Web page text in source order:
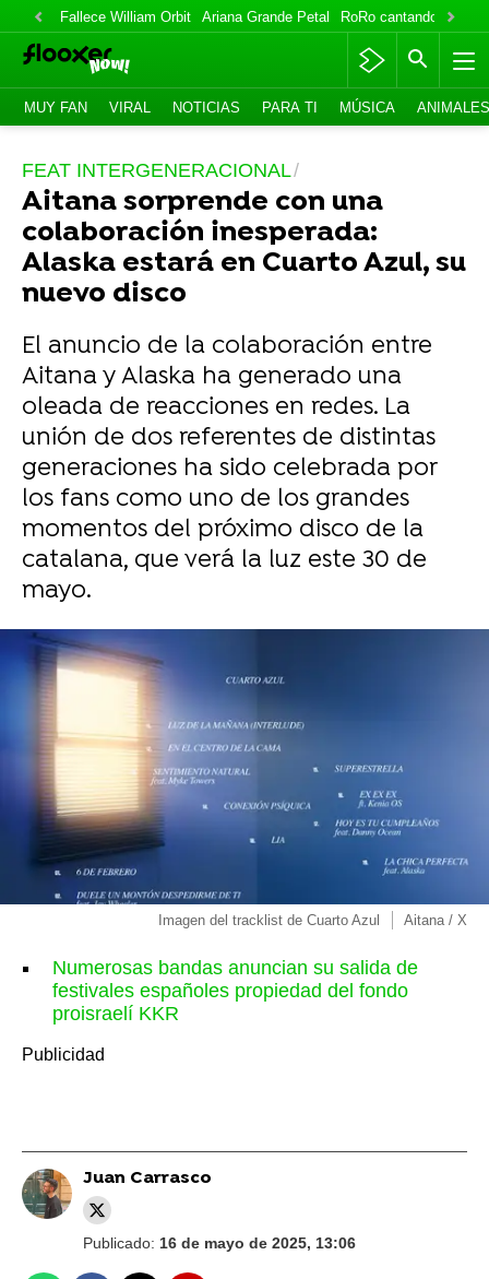
Fallece William Orbit Ariana Grande Petal RoRo cantando
MUY FAN VIRAL NOTICIAS PARA TI MÚSICA ANIMALES
FEAT INTERGENERACIONAL
Aitana sorprende con una
colaboración inesperada:
Alaska estará en Cuarto Azul, su
nuevo disco
El anuncio de la colaboración entre
Aitana y Alaska ha generado una
oleada de reacciones en redes. La
unión de dos referentes de distintas
generaciones ha sido celebrada por
los fans como uno de los grandes
momentos del próximo disco de la
catalana, que verá la luz este 30 de
mayo.
Imagen del tracklist de Cuarto Azul Aitana / X
Numerosas bandas anuncian su salida de
festivales españoles propiedad del fondo
proisraelí KKR
Juan Carrasco
Publicado: 16 de mayo de 2025, 13:06